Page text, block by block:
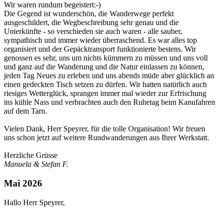
Wir waren rundum begeistert:-)
Die Gegend ist wunderschön, die Wanderwege perfekt
ausgeschildert, die Wegbeschreibung sehr genau und die
Unterkünfte - so verschieden sie auch waren - alle sauber,
sympathisch und immer wieder überraschend. Es war alles top
organisiert und der Gepäcktransport funktionierte bestens. Wir
genossen es sehr, uns um nichts kümmern zu müssen und uns voll
und ganz auf die Wanderung und die Natur einlassen zu können,
jeden Tag Neues zu erleben und uns abends müde aber glücklich an
einen gedeckten Tisch setzen zu dürfen. Wir hatten natürlich auch
riesiges Wetterglück, sprangen immer mal wieder zur Erfrischung
ins kühle Nass und verbrachten auch den Ruhetag beim Kanufahren
auf dem Tarn.
Vielen Dank, Herr Speyrer, für die tolle Organisation! Wir freuen
uns schon jetzt auf weitere Rundwanderungen aus Ihrer Werkstatt.
Herzliche Grüsse
Manuela & Stefan F.
Mai 2026
Hallo Herr Speyrer,